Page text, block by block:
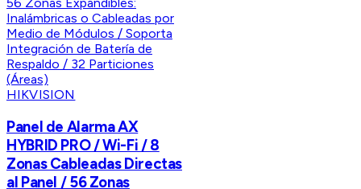
HIKVISION
Panel de Alarma AX
HYBRID PRO / Wi-Fi / 8
Zonas Cableadas Directas
al Panel / 56 Zonas